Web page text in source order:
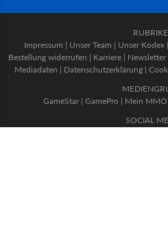
Impressum | Unser Team | Unser Kodex |
Bestellung widerrufen | Karriere | Newsletter
Mediadaten | Datenschutzerklärung |
GameStar| GamePro | Mein MMO
SOCIAL